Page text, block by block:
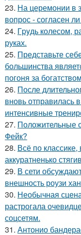
23. На церемонии в
вопрос - согласен
24. Гpyдь колесом,
руках.
25. Представьте
большинства
погоня за
26. После
вновь отправилась
интенсивные
27. Положительные
Фейк?
28. Всё по
аккуратненько
29. В сети
внешность роузи
30. Необычная
растрогала
соцсетям.
31. Антонио